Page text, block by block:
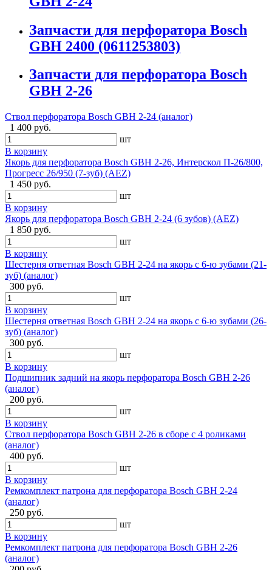
Запчасти для перфоратора Bosch
GBH 2400 (0611253803)
Запчасти для перфоратора Bosch
GBH 2-26
Ствол перфоратора Bosch GBH 2-24 (аналог)
1 400 руб.
шт
В корзину
Якорь для перфоратора Bosch GBH 2-26, Интерскол П-26/800,
Прогресс 26/950 (7-зуб) (AEZ)
1 450 руб.
шт
В корзину
Якорь для перфоратора Bosch GBH 2-24 (6 зубов) (AEZ)
1 850 руб.
шт
В корзину
Шестерня ответная Bosch GBH 2-24 на якорь с 6-ю зубами (21-
зуб) (аналог)
300 руб.
шт
В корзину
Шестерня ответная Bosch GBH 2-24 на якорь с 6-ю зубами (26-
зуб) (аналог)
300 руб.
шт
В корзину
Подшипник задний на якорь перфоратора Bosch GBH 2-26
(аналог)
200 руб.
шт
В корзину
Ствол перфоратора Bosch GBH 2-26 в сборе с 4 роликами
(аналог)
400 руб.
шт
В корзину
Ремкомплект патрона для перфоратора Bosch GBH 2-24
(аналог)
250 руб.
шт
В корзину
Ремкомплект патрона для перфоратора Bosch GBH 2-26
(аналог)